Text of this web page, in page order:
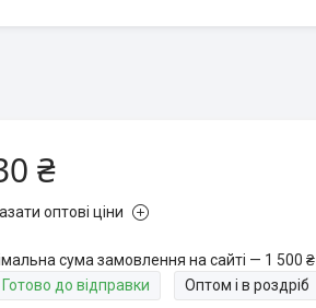
₴
оптові ціни
сума замовлення на сайті — 1 500 ₴
Готово до відправки
Оптом і в роздріб